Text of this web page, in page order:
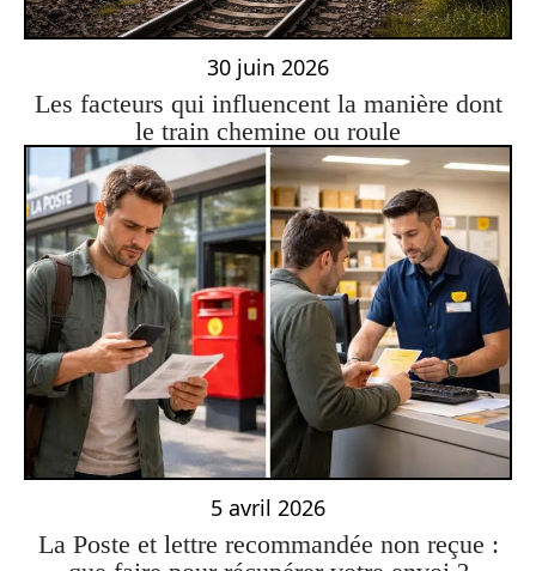
30 juin 2026
Les facteurs qui influencent la manière dont
le train chemine ou roule
5 avril 2026
La Poste et lettre recommandée non reçue :